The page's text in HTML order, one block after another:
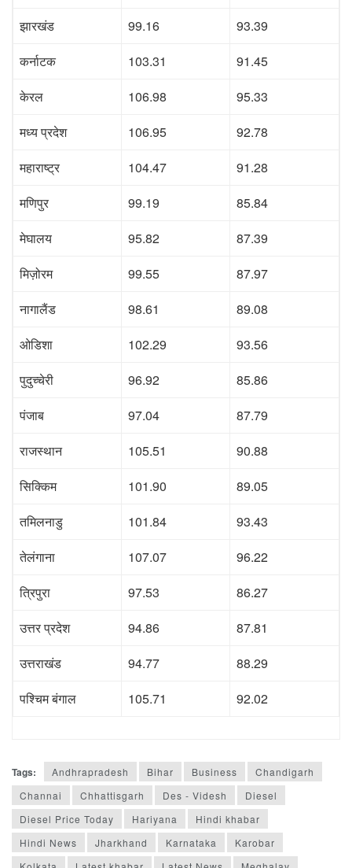
झारखंड
99.16
93.39
कर्नाटक
103.31
91.45
केरल
106.98
95.33
मध्य प्रदेश
106.95
92.78
महाराष्ट्र
104.47
91.28
मणिपुर
99.19
85.84
मेघालय
95.82
87.39
मिज़ोरम
99.55
87.97
नागालैंड
98.61
89.08
ओडिशा
102.29
93.56
पुदुच्चेरी
96.92
85.86
पंजाब
97.04
87.79
राजस्थान
105.51
90.88
सिक्किम
101.90
89.05
तमिलनाडु
101.84
93.43
तेलंगाना
107.07
96.22
त्रिपुरा
97.53
86.27
उत्तर प्रदेश
94.86
87.81
उत्तराखंड
94.77
88.29
पश्चिम बंगाल
105.71 92.02
Tags: Andhrapradesh Bihar Business
Chandigarh
Channai
Chhattisgarh Des - Videsh
Diesel
Diesel Price Today
Hariyana
Hindi khabar
Hindi News
Jharkhand Karnataka
Karobar